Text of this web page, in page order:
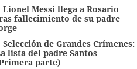
Lionel Messi llega a Rosario
fallecimiento de su padre
Selección de Grandes Crímenes:
lista del padre Santos
parte)